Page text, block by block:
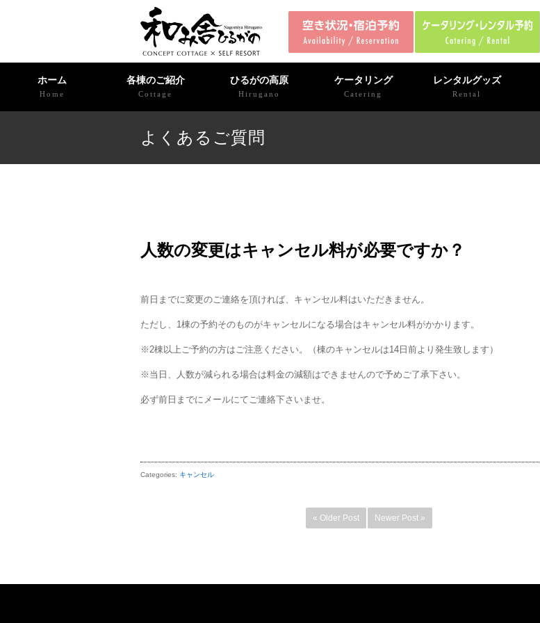
ホーム
Home
各棟のご紹介
Cottage
ひるがの高原
Hirugano
ケータリング
Catering
レンタルグッズ
Rental
よくあるご質問
人数の変更はキャンセル料が必要ですか？
前日までに変更のご連絡を頂ければ、キャンセル料はいただきません。
ただし、1棟の予約そのものがキャンセルになる場合はキャンセル料がかかります。
※2棟以上ご予約の方はご注意ください。（棟のキャンセルは14日前より発生致します）
※当日、人数が減られる場合は料金の減額はできませんので予めご了承下さい。
必ず前日までにメールにてご連絡下さいませ。
Categories: キャンセル
« Older Post Newer Post »